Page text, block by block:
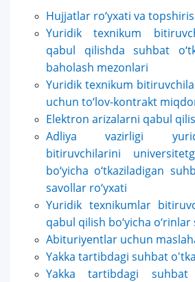
Hujjatlar ro‘yxati va
Yuridik texnikum
qabul qilishda suhbat
baholash mezonlari
Yuridik texnikum
uchun to‘lov-kontrakt
Elektron arizalarni qabul
Adliya vazirligi
bitiruvchilarini
bo‘yicha o‘tkaziladigan
savollar ro‘yxati
Yuridik texnikumlar
qabul qilish bo‘yicha o‘rinlar
Abituriyentlar uchun
Yakka tartibdagi suhbat
Yakka tartibdagi